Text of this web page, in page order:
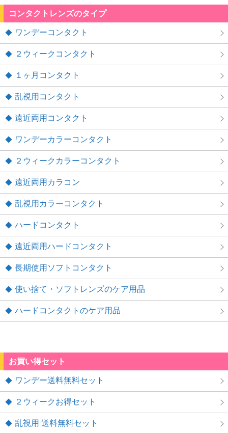
コンタクトレンズのタイプ
ワンデーコンタクト
２ウィークコンタクト
１ヶ月コンタクト
乱視用コンタクト
遠近両用コンタクト
ワンデーカラーコンタクト
２ウィークカラーコンタクト
遠近両用カラコン
乱視用カラーコンタクト
ハードコンタクト
遠近両用ハードコンタクト
長期使用ソフトコンタクト
使い捨て・ソフトレンズのケア用品
ハードコンタクトのケア用品
お買い得セット
ワンデー送料無料セット
２ウィークお得セット
乱視用 送料無料セット